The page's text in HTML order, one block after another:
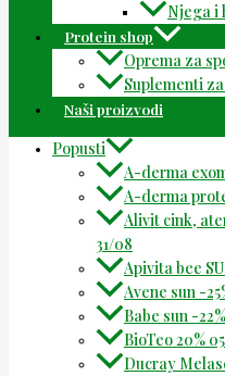
Njega i
Protein shop
Oprema za
Suplementi
Naši proizvodi
Popusti
A-derma
A-derma
Alivit cink,
31/08
Apivita bee
Avene sun -
Babe sun -
BioTeo 20%
Ducray